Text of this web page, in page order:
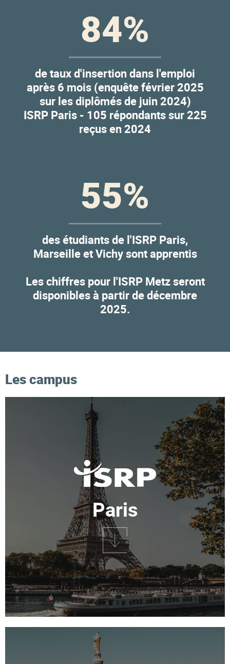
84%
de taux d'insertion dans l'emploi
après 6 mois (enquête février 2025
sur les diplômés de juin 2024)
ISRP Paris - 105 répondants sur 225
reçus en 2024
55%
des étudiants de l'ISRP Paris,
Marseille et Vichy sont apprentis
Les chiffres pour l'ISRP Metz seront
disponibles à partir de décembre
2025.
Les campus
Paris